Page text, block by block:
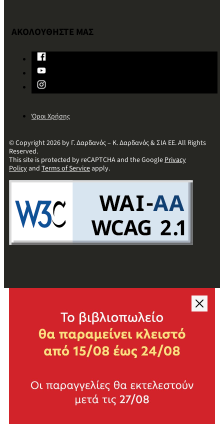
ΑΚΟΛΟΥΘΗΣΤΕ ΜΑΣ
Όροι Χρήσης
© Copyright 2026 by Γ. Δαρδανός – Κ. Δαρδανός & ΣΙΑ ΕΕ. All Rights
Reserved.
This site is protected by reCAPTCHA and the GooglePrivacy
Policyand Terms of Serviceapply.